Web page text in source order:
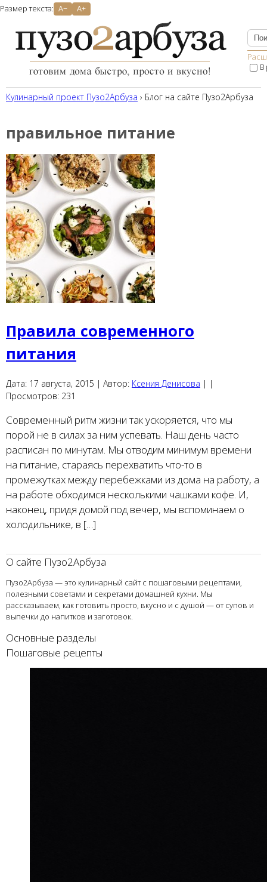
Размер текста: A− A+
В
Кулинарный проект Пузо2Aрбуза › Блог на сайте Пузо2Арбуза
правильное питание
Правила современного
питания
Дата: 17 августа, 2015 | Автор: Ксения Денисова | |
Просмотров: 231
Современный ритм жизни так ускоряется, что мы
порой не в силах за ним успевать. Наш день часто
расписан по минутам. Мы отводим минимум времени
на питание, стараясь перехватить что-то в
промежутках между перебежками из дома на работу, а
на работе обходимся несколькими чашками кофе. И,
наконец, придя домой под вечер, мы вспоминаем о
холодильнике, в […]
О сайте Пузо2Арбуза
Пузо2Арбуза — это кулинарный сайт с пошаговыми рецептами,
полезными советами и секретами домашней кухни. Мы
рассказываем, как готовить просто, вкусно и с душой — от супов и
выпечки до напитков и заготовок.
Основные разделы
Пошаговые рецепты